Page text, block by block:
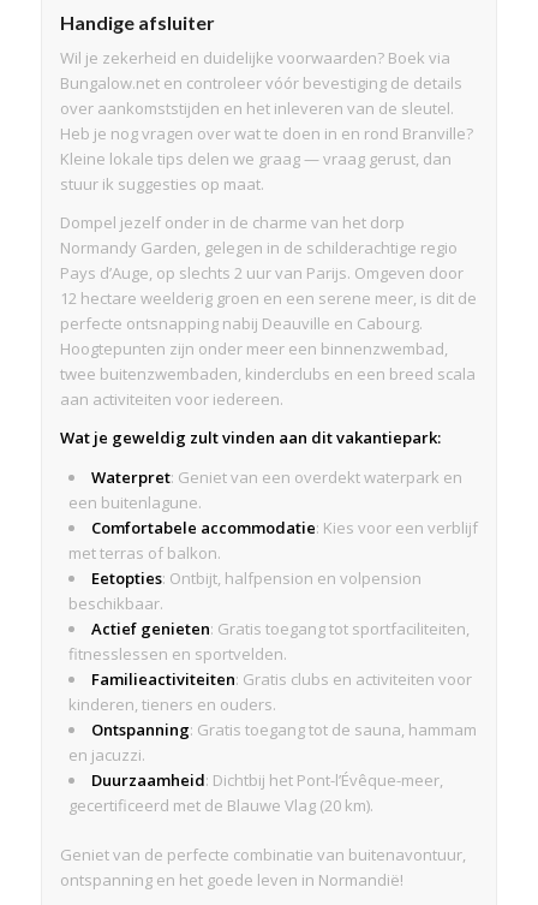
Handige afsluiter
Wil je zekerheid en duidelijke voorwaarden? Boek via
Bungalow.net en controleer vóór bevestiging de details
over aankomststijden en het inleveren van de sleutel.
Heb je nog vragen over wat te doen in en rond Branville?
Kleine lokale tips delen we graag — vraag gerust, dan
stuur ik suggesties op maat.
Dompel jezelf onder in de charme van het dorp
Normandy Garden, gelegen in de schilderachtige regio
Pays d’Auge, op slechts 2 uur van Parijs. Omgeven door
12 hectare weelderig groen en een serene meer, is dit de
perfecte ontsnapping nabij Deauville en Cabourg.
Hoogtepunten zijn onder meer een binnenzwembad,
twee buitenzwembaden, kinderclubs en een breed scala
aan activiteiten voor iedereen.
Wat je geweldig zult vinden aan dit vakantiepark:
Waterpret: Geniet van een overdekt waterpark en
een buitenlagune.
Comfortabele accommodatie: Kies voor een verblijf
met terras of balkon.
Eetopties: Ontbijt, halfpension en volpension
beschikbaar.
Actief genieten: Gratis toegang tot sportfaciliteiten,
fitnesslessen en sportvelden.
Familieactiviteiten: Gratis clubs en activiteiten voor
kinderen, tieners en ouders.
Ontspanning: Gratis toegang tot de sauna, hammam
en jacuzzi.
Duurzaamheid: Dichtbij het Pont-l’Évêque-meer,
gecertificeerd met de Blauwe Vlag (20 km).
Geniet van de perfecte combinatie van buitenavontuur,
ontspanning en het goede leven in Normandië!